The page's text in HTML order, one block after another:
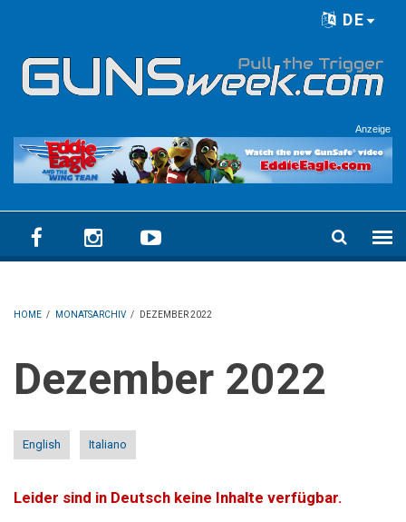
DE
Anzeige
HOME / MONATSARCHIV / DEZEMBER 2022
Dezember 2022
English Italiano
Leider sind in Deutsch keine Inhalte verfügbar.